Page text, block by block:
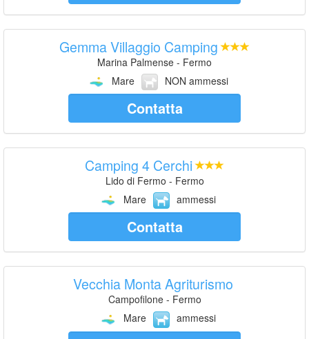
Gemma Villaggio Camping
Marina Palmense - Fermo
Mare
NON ammessi
Contatta
Camping 4 Cerchi
Lido di Fermo - Fermo
Mare
ammessi
Contatta
Vecchia Monta Agriturismo
Campofilone - Fermo
Mare
ammessi